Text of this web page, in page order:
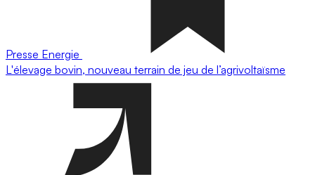
Presse Energie
L'élevage bovin, nouveau terrain de jeu de l’agrivoltaïsme